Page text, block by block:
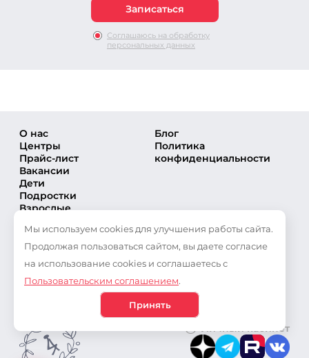
Соглашаюсь на обработку
персональных данных
О нас
Центры
Прайс-лист
Вакансии
Дети
Подростки
Взрослые
Секции
Тренеры
Частые вопросы
Новости
Блог
Политика
конфиденциальности
Личный кабинет
Мы используем cookies для улучшения работы сайта.
Продолжая пользоваться сайтом, вы даете согласие
на использование cookies и соглашаетесь с
Пользовательским соглашением.
Принять